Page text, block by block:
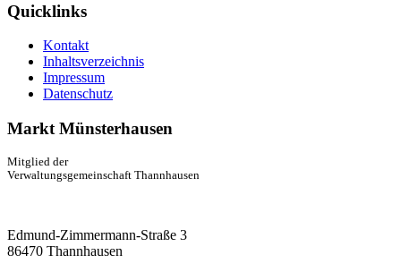
Quicklinks
Kontakt
Inhaltsverzeichnis
Impressum
Datenschutz
Markt Münsterhausen
Mitglied der
Verwaltungsgemeinschaft Thannhausen
Edmund-Zimmermann-Straße 3
86470 Thannhausen